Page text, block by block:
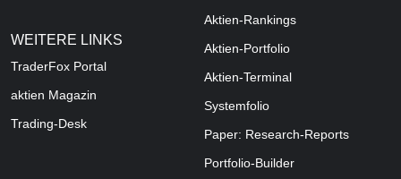
WEITERE LINKS
TraderFox Portal
aktien Magazin
Trading-Desk
Aktien-Rankings
Aktien-Portfolio
Aktien-Terminal
Systemfolio
Paper: Research-Reports
Portfolio-Builder